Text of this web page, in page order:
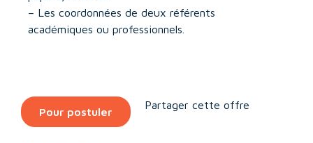
– Les coordonnées de deux référents
académiques ou professionnels.
Pour postuler
Partager cette offre